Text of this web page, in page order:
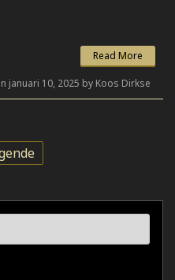
Read More
januari 10, 2025 by Koos Dirkse